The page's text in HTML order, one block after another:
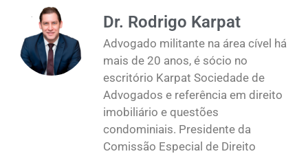
Dr. Rodrigo Karpat
Advogado militante na área cível há
mais de 20 anos, é sócio no
escritório Karpat Sociedade de
Advogados e referência em direito
imobiliário e questões
condominiais. Presidente da
Comissão Especial de Direito